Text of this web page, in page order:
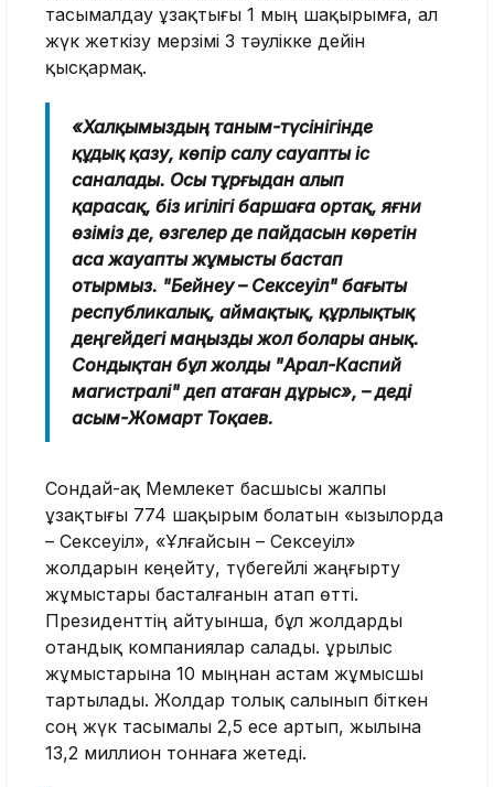
тасымалдау ұзақтығы 1 мың шақырымға, ал
жүк жеткізу мерзімі 3 тәулікке дейін
қысқармақ.
«Халқымыздың таным-түсінігінде
құдық қазу, көпір салу сауапты іс
саналады. Осы тұрғыдан алып
қарасақ, біз игілігі баршаға ортақ, яғни
өзіміз де, өзгелер де пайдасын көретін
аса жауапты жұмысты бастап
отырмыз. "Бейнеу – Сексеуіл" бағыты
республикалық, аймақтық, құрлықтық
деңгейдегі маңызды жол болары анық.
Сондықтан бұл жолды "Арал-Каспий
магистралі" деп атаған дұрыс», – деді
Қасым-Жомарт Тоқаев.
Сондай-ақ Мемлекет басшысы жалпы
ұзақтығы 774 шақырым болатын «Қызылорда
– Сексеуіл», «Ұлғайсын – Сексеуіл»
жолдарын кеңейту, түбегейлі жаңғырту
жұмыстары басталғанын атап өтті.
Президенттің айтуынша, бұл жолдарды
отандық компаниялар салады. Құрылыс
жұмыстарына 10 мыңнан астам жұмысшы
тартылады. Жолдар толық салынып біткен
соң жүк тасымалы 2,5 есе артып, жылына
13,2 миллион тоннаға жетеді.